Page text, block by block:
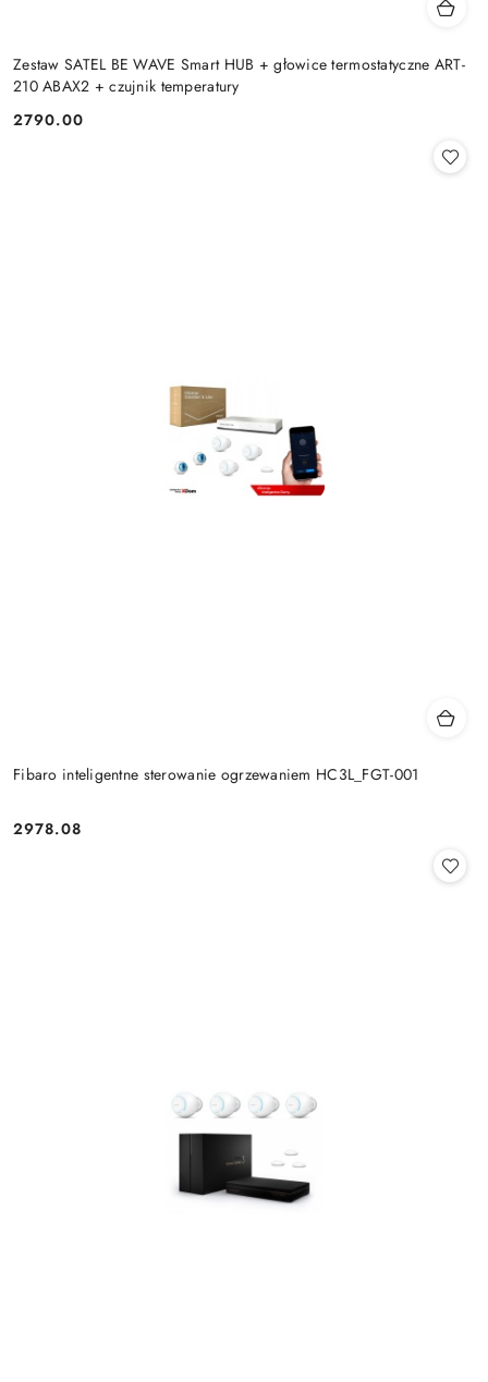
Zestaw SATEL BE WAVE Smart HUB + głowice termostatyczne ART-
210 ABAX2 + czujnik temperatury
Cena:
2790.00
Fibaro inteligentne sterowanie ogrzewaniem HC3L_FGT-001
Cena:
2978.08